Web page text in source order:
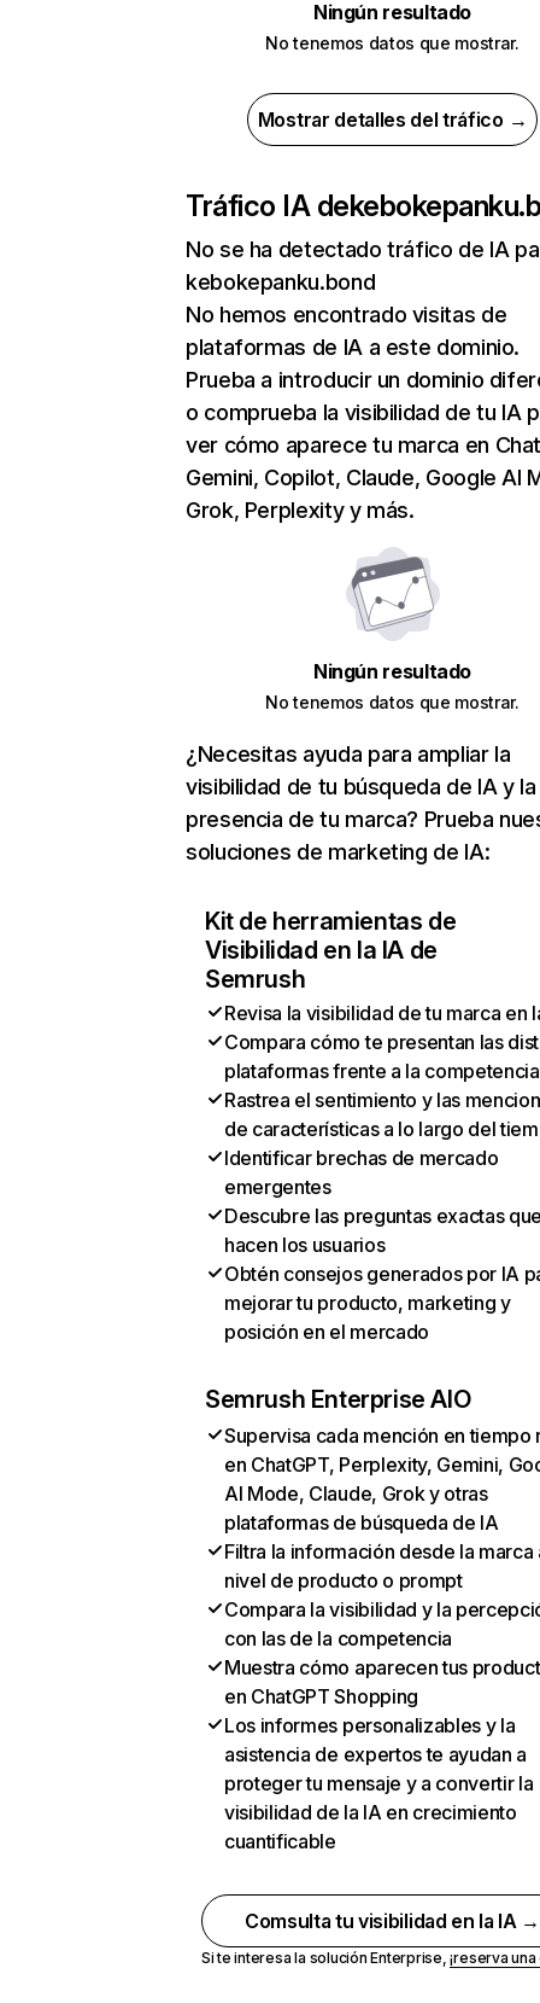
Ningún resultado
No tenemos datos que mostrar.
Mostrar detalles del tráfico →
Tráfico IA de
No se ha detectado tráfico de IA
kebokepanku.bond
No hemos encontrado visitas de
plataformas de IA a este dominio.
Prueba a introducir un dominio
o comprueba la visibilidad de tu IA
ver cómo aparece tu marca en
Gemini, Copilot, Claude, Google AI
Grok, Perplexity y más.
Ningún resultado
No tenemos datos que mostrar.
¿Necesitas ayuda para ampliar la
visibilidad de tu búsqueda de IA y la
presencia de tu marca? Prueba
soluciones de marketing de IA:
Kit de herramientas de
Visibilidad en la IA de
Semrush
Revisa la visibilidad de tu marca en
Compara cómo te presentan las
plataformas frente a la competencia
Rastrea el sentimiento y las
de características a lo largo del
Identificar brechas de mercado
emergentes
Descubre las preguntas exactas
hacen los usuarios
Obtén consejos generados por IA
mejorar tu producto, marketing y
posición en el mercado
Semrush Enterprise AIO
Supervisa cada mención en tiempo
en ChatGPT, Perplexity, Gemini,
AI Mode, Claude, Grok y otras
plataformas de búsqueda de IA
Filtra la información desde la marca
nivel de producto o prompt
Compara la visibilidad y la
con las de la competencia
Muestra cómo aparecen tus
en ChatGPT Shopping
Los informes personalizables y la
asistencia de expertos te ayudan a
proteger tu mensaje y a convertir la
visibilidad de la IA en crecimiento
cuantificable
Comsulta tu visibilidad en la IA →
Si te interesa la solución Enterprise,¡reserva